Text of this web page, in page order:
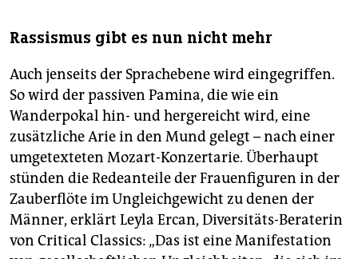
Rassismus gibt es nun nicht mehr
Auch jenseits der Sprach­ebene wird eingegriffen.
So wird der passiven Pamina, die wie ein
Wanderpokal hin- und hergereicht wird, eine
zusätzliche Arie in den Mund gelegt – nach einer
umgetexteten Mozart-Konzertarie. Überhaupt
stünden die Redeanteile der Frauenfiguren in der
Zauberflöte im Ungleichgewicht zu denen der
Männer, erklärt Leyla Ercan, Diversitäts-Beraterin
von Critical Classics: „Das ist eine Manifestation